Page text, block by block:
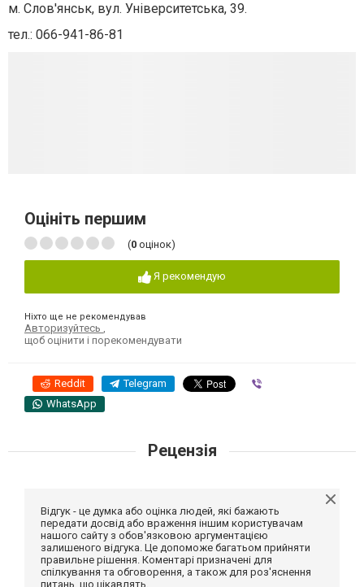
м. Слов'янськ, вул. Університетська, 39.
тел.: 066-941-86-81
Оцініть першим
(0 оцінок)
Я рекомендую
Ніхто ще не рекомендував
Авторизуйтесь
щоб оцінити і порекомендувати
Reddit Telegram
WhatsApp
Рецензія
Відгук - це думка або оцінка людей, які бажають
передати досвід або враження іншим користувачам
нашого сайту з обов'язковою аргументацією
залишеного відгука. Це допоможе багатьом прийняти
правильне рішення. Коментарі призначені для
спілкування та обговорення, а також для роз'яснення
питань, що цікавлять.